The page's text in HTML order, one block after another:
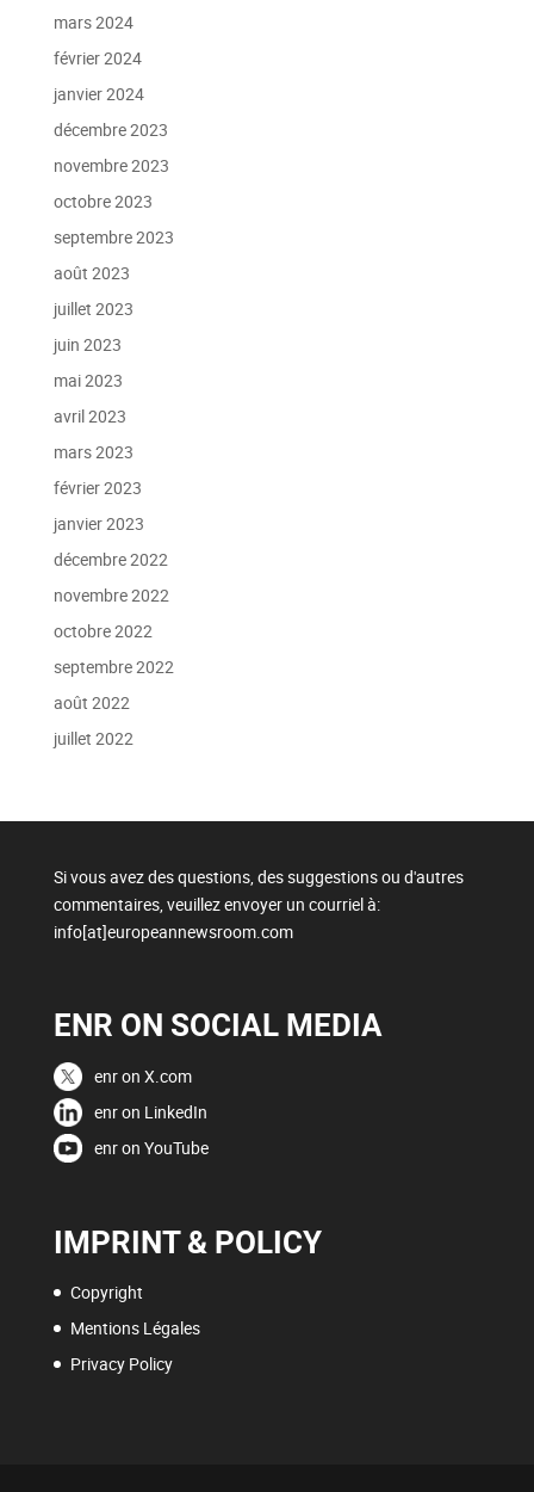
mars 2024
février 2024
janvier 2024
décembre 2023
novembre 2023
octobre 2023
septembre 2023
août 2023
juillet 2023
juin 2023
mai 2023
avril 2023
mars 2023
février 2023
janvier 2023
décembre 2022
novembre 2022
octobre 2022
septembre 2022
août 2022
juillet 2022
Si vous avez des questions, des suggestions ou d'autres
commentaires, veuillez envoyer un courriel à:
info[at]europeannewsroom.com
ENR ON SOCIAL MEDIA
enr on X.com
enr on LinkedIn
enr on YouTube
IMPRINT & POLICY
Copyright
Mentions Légales
Privacy Policy